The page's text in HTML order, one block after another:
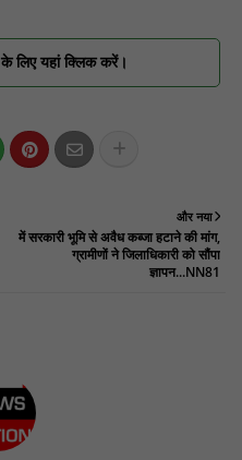
के लिए यहां क्लिक करें।
और नया
में सरकारी भूमि से अवैध कब्जा हटाने की मांग,
ग्रामीणों ने जिलाधिकारी को सौंपा
ज्ञापन...NN81